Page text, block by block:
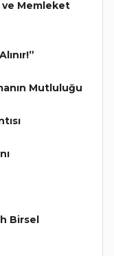
ve Memleket
Mutluluğu
Birsel